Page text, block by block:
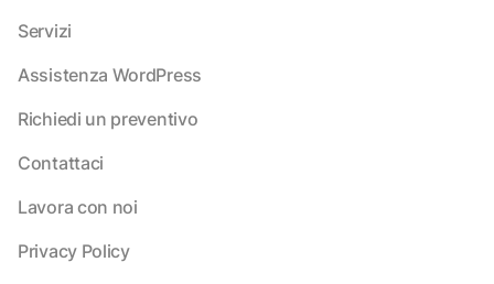
Servizi
Assistenza WordPress
Richiedi un preventivo
Contattaci
Lavora con noi
Privacy Policy